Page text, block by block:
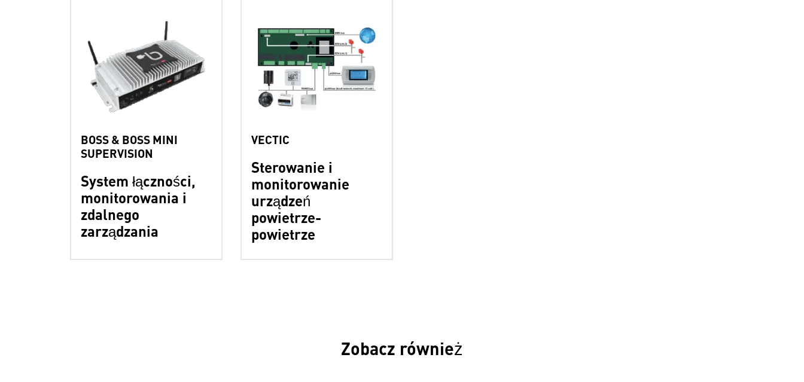
System łączności,
monitorowania i
zdalnego
zarządzania
BOSS & BOSS MINI
SUPERVISION
Sterowanie i
monitorowanie
urządzeń
powietrze-
powietrze
VECTIC
Zobacz również